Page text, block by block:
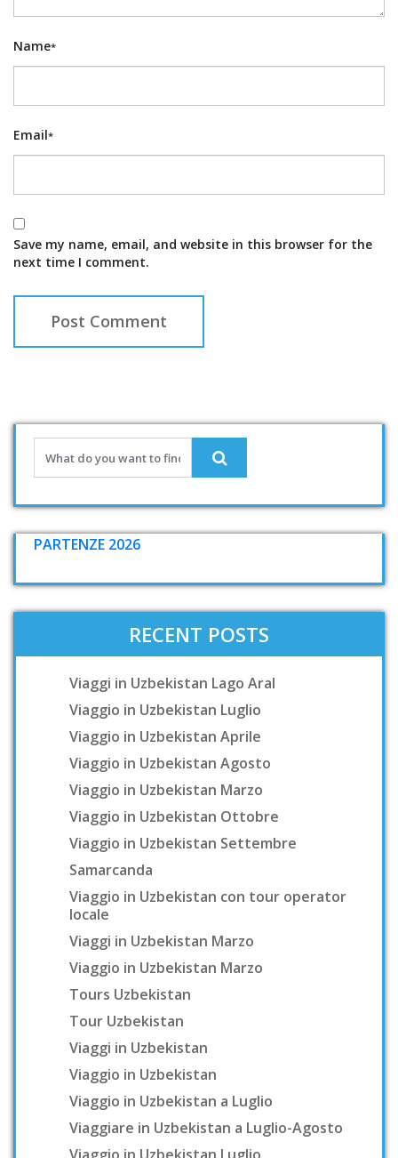
Name*
Email*
Save my name, email, and website in this browser for the
next time I comment.
PARTENZE 2026
RECENT POSTS
Viaggi in Uzbekistan Lago Aral
Viaggio in Uzbekistan Luglio
Viaggio in Uzbekistan Aprile
Viaggio in Uzbekistan Agosto
Viaggio in Uzbekistan Marzo
Viaggio in Uzbekistan Ottobre
Viaggio in Uzbekistan Settembre
Samarcanda
Viaggio in Uzbekistan con tour operator
locale
Viaggi in Uzbekistan Marzo
Viaggio in Uzbekistan Marzo
Tours Uzbekistan
Tour Uzbekistan
Viaggi in Uzbekistan
Viaggio in Uzbekistan
Viaggio in Uzbekistan a Luglio
Viaggiare in Uzbekistan a Luglio-Agosto